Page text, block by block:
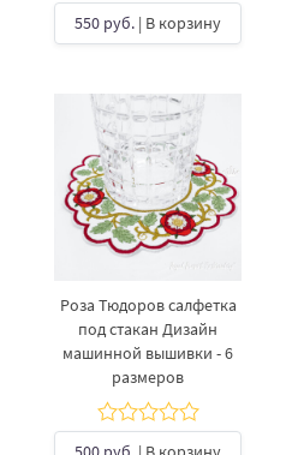
550 руб. | В корзину
Роза Тюдоров салфетка
под стакан Дизайн
машинной вышивки - 6
размеров